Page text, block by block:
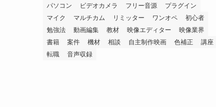
パソコン
ビデオカメラ フリー音源
プラグイン
マイク
マルチカム リミッター ワンオペ
初心者
勉強法
動画編集 教材 映像エディター
映像業界
書籍
案件 機材 相談 自主制作映画 色補正
講座
転職
音声収録